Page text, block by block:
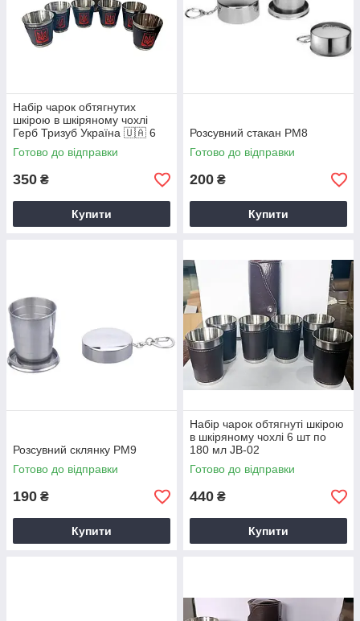
Набір чарок обтягнутих
шкірою в шкіряному чохлі
Герб Тризуб Україна 🇺🇦 6
шт по 75 мл JB-01
Готово до відправки
350 ₴
Купити
Розсувний стакан PM8
Готово до відправки
200 ₴
Купити
Розсувний склянку PM9
Готово до відправки
190 ₴
Купити
Набір чарок обтягнуті шкірою
в шкіряному чохлі 6 шт по
180 мл JB-02
Готово до відправки
440 ₴
Купити